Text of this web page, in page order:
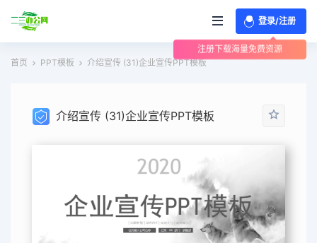
登录/注册
注册下载海量免费资源
首页 PPT模板 介绍宣传 (31)企业宣传PPT模板
介绍宣传 (31)企业宣传PPT模板